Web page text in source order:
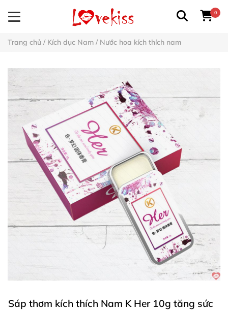
0
Trang chủ / Kích dục Nam / Nước hoa kích thích nam
Sáp thơm kích thích Nam K Her 10g tăng sức